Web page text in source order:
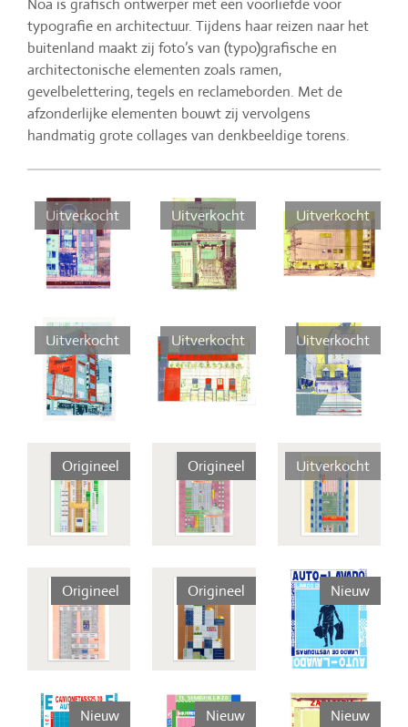
Noa is grafisch ontwerper met een voorliefde voor
typografie en architectuur. Tijdens haar reizen naar het
buitenland maakt zij foto’s van (typo)grafische en
architectonische elementen zoals ramen,
gevelbelettering, tegels en reclameborden. Met de
afzonderlijke elementen bouwt zij vervolgens
handmatig grote collages van denkbeeldige torens.
Uitverkocht Uitverkocht Uitverkocht
Uitverkocht Uitverkocht Uitverkocht
Origineel Origineel Uitverkocht
Origineel Origineel Nieuw
Nieuw Nieuw Nieuw